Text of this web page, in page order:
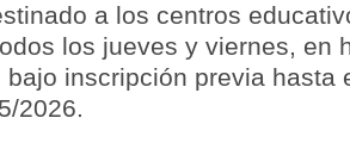
a los centros
los jueves y viernes, en
bajo inscripción previa hasta
2026.